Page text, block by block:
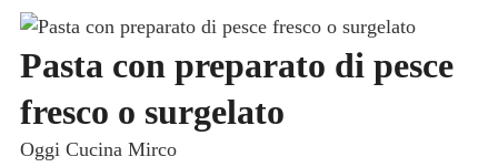
Pasta con preparato di pesce
fresco o surgelato
Oggi Cucina Mirco